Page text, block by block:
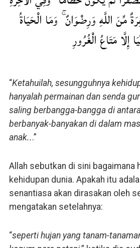
مِّنَ اللَّهِ وَرِضْوَانٌ ۚ وَمَا الْحَيَاةُ
إِلَّا مَتَاعُ الْغُرُورِ
“Ketahuilah, sesungguhnya
hanyalah permainan dan senda
saling berbangga-bangga di
berbanyak-banyakan di dalam
anak...”
Allah sebutkan di sini bagaimana
kehidupan dunia. Apakah itu
senantiasa akan dirasakan oleh
mengatakan setelahnya:
“seperti hujan yang tanam-